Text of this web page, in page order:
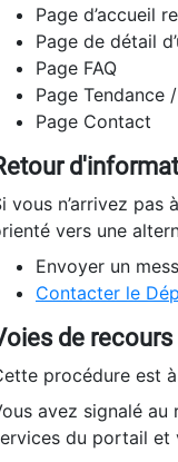
Page d’accueil
Page de détail
Page FAQ
Page Tendance
Page Contact
vous n’arrivez
vers une
Envoyer un
Contacter le
de recours
procédure est
avez signalé au
du portail et